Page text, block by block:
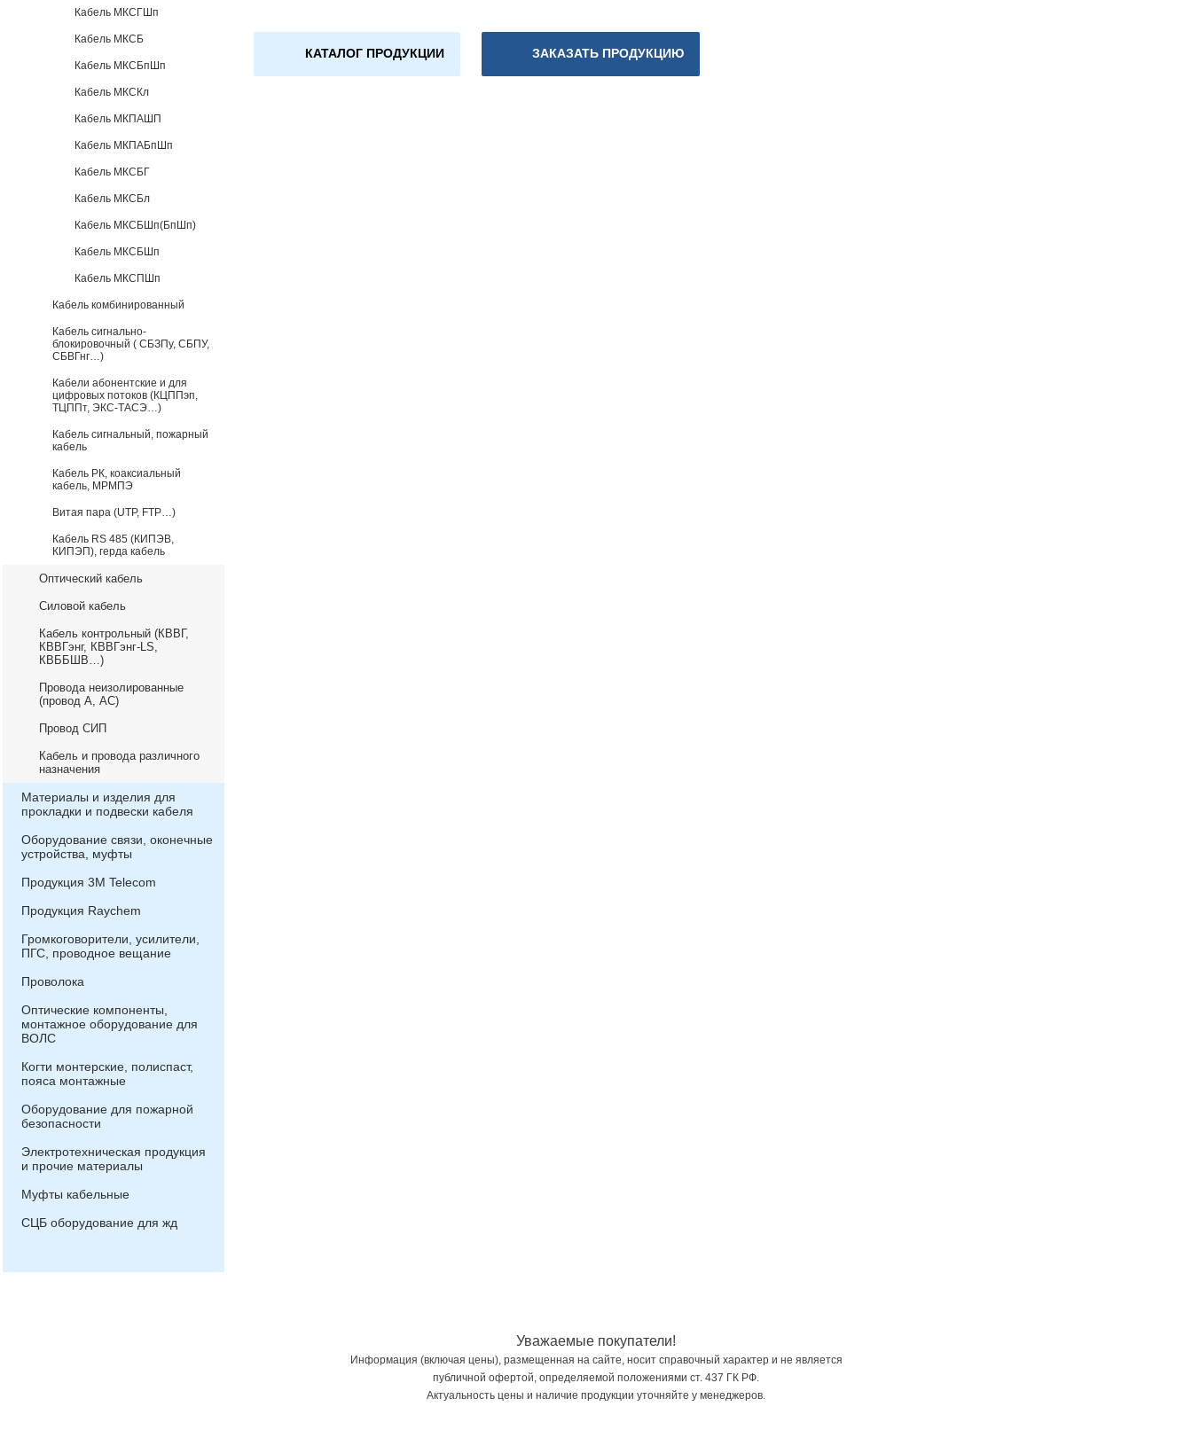
Кабель МКСГШп
Кабель МКСБ
Кабель МКСБпШп
Кабель МКСКл
Кабель МКПАШП
Кабель МКПАБпШп
Кабель МКСБГ
Кабель МКСБл
Кабель МКСБШп(БпШп)
Кабель МКСБШп
Кабель МКСПШп
Кабель комбинированный
Кабель сигнально-
блокировочный ( СБЗПу, СБПУ,
СБВГнг…)
Кабели абонентские и для
цифровых потоков (КЦППэп,
ТЦППт, ЭКС-ТАСЭ…)
Кабель сигнальный, пожарный
кабель
Кабель РК, коаксиальный
кабель, МРМПЭ
Витая пара (UTP, FTP…)
Кабель RS 485 (КИПЭВ,
КИПЭП), герда кабель
Оптический кабель
Силовой кабель
Кабель контрольный (КВВГ,
КВВГэнг, КВВГэнг-LS,
КВББШВ…)
Провода неизолированные
(провод А, АС)
Провод СИП
Кабель и провода различного
назначения
Материалы и изделия для
прокладки и подвески кабеля
Оборудование связи, оконечные
устройства, муфты
Продукция 3М Telecom
Продукция Raychem
Громкоговорители, усилители,
ПГС, проводное вещание
Проволока
Оптические компоненты,
монтажное оборудование для
ВОЛС
Когти монтерские, полиспаст,
пояса монтажные
Оборудование для пожарной
безопасности
Электротехническая продукция
и прочие материалы
Муфты кабельные
СЦБ оборудование для жд
КАТАЛОГ ПРОДУКЦИИ ЗАКАЗАТЬ ПРОДУКЦИЮ
Уважаемые покупатели!
Информация (включая цены), размещенная на сайте, носит справочный характер и не является
публичной офертой, определяемой положениями ст. 437 ГК РФ.
Актуальность цены и наличие продукции уточняйте у менеджеров.